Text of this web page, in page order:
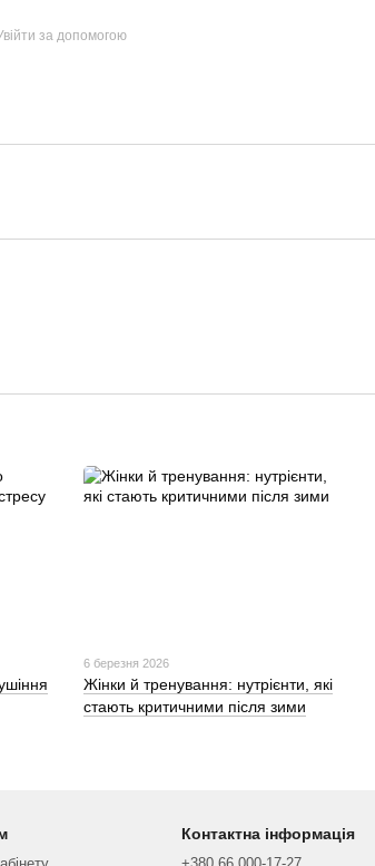
за допомогою
6 березня 2026
Жінки й тренування: нутрієнти, які
стають критичними після зими
Контактна інформація